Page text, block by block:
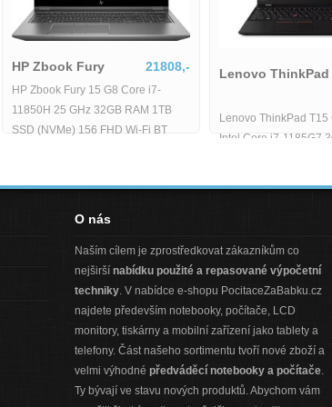
Latitude 5480
HP Zbook Fury
O nás
Naším cílem je zprostředkovat zákazníkům co
nejširšínabídku použité a repasované výpočetní
techniky. V nabídce e-shopu PocitaceZaBabku.cz
najdete především notebooky, počítače, LCD
monitory, tiskárny a mobilní zařízení jako tablety a
telefony. Část našeho sortimentu tvoří nové zboží a
velmi výhodnépředváděcí notebooky a počítače.
Ty bývají ve stavu nových produktů. Abychom vám